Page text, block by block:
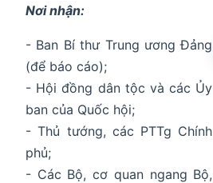
Nơi nhận:
- Ban Bí thư Trung ương Đảng
(để báo cáo);
- Hội đồng dân tộc và các Ủy
ban của Quốc hội;
- Thủ tướng, các PTTg Chính
phủ;
- Các Bộ, cơ quan ngang Bộ,